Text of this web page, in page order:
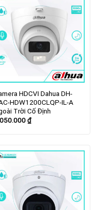
HDCVI Dahua DH-
HDW1200CLQP-IL-A
Trời Cố Định
₫